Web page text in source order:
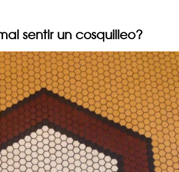
sentir un cosquilleo?